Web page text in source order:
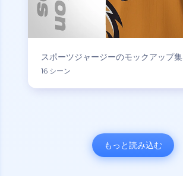
スポーツジャージーのモックアップ集
16 シーン
もっと読み込む